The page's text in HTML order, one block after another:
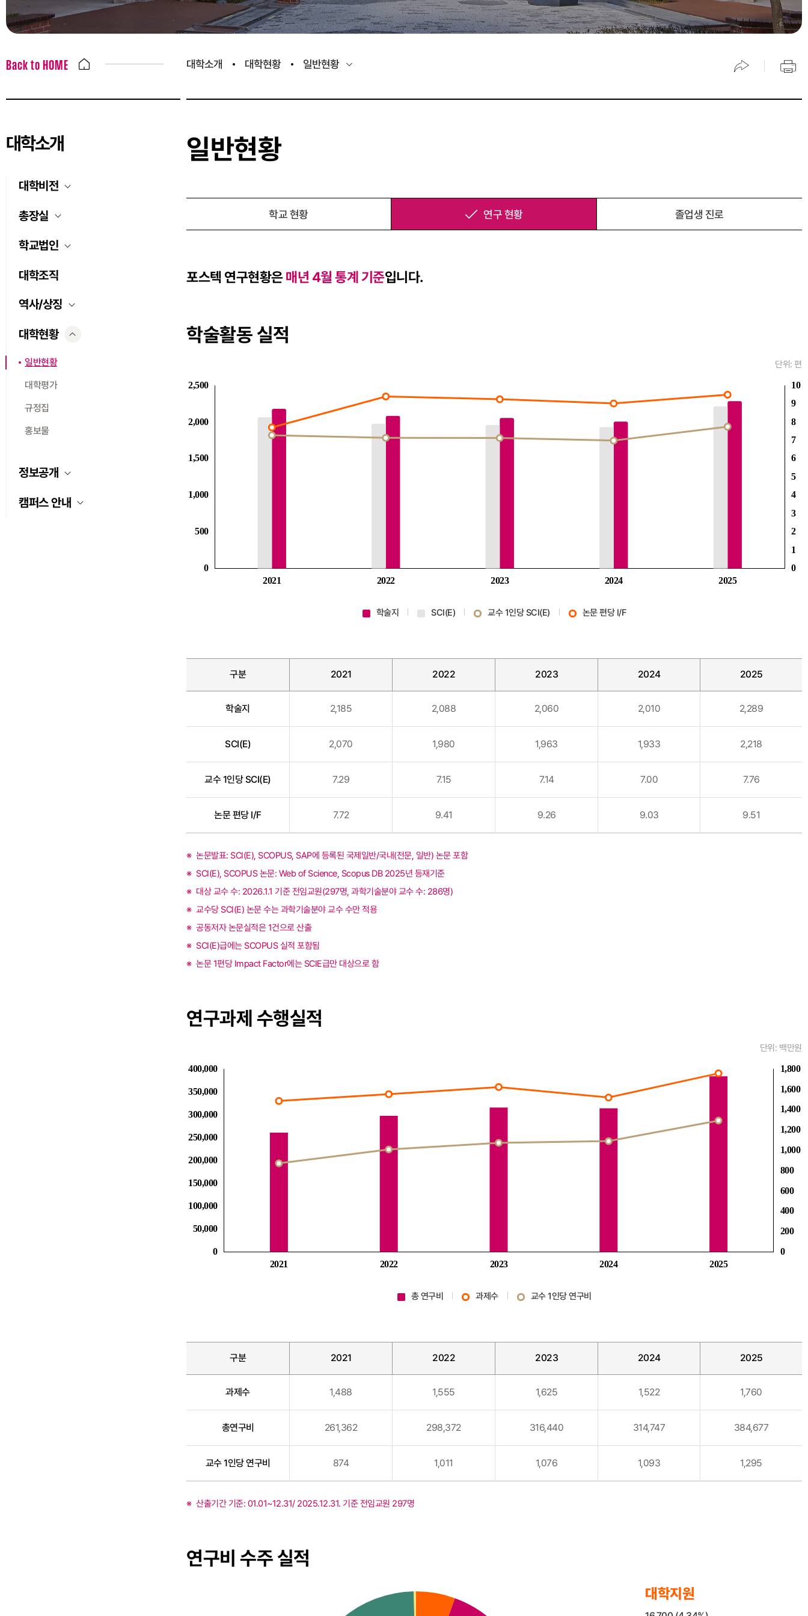
Back to HOME 대학소개 대학현황 일반현황
대학소개
대학비전
총장실
학교법인
대학조직
역사/상징
대학현황
일반현황
대학평가
규정집
홍보물
정보공개
캠퍼스 안내
일반현황
학교 현황 연구 현황 졸업생 진로
포스텍 연구현황은매년 4월 통계 기준입니다.
학술활동 실적
단위: 편
학술지 SCI(E) 교수 1인당 SCI(E) 논문 편당 I/F
구분 2021 2022 2023 2024 2025
학술지 2,185 2,088 2,060 2,010 2,289
SCI(E) 2,070 1,980 1,963 1,933 2,218
교수 1인당 SCI(E) 7.29 7.15 7.14 7.00 7.76
논문 편당 I/F 7.72 9.41 9.26 9.03 9.51
논문발표: SCI(E), SCOPUS, SAP에 등록된 국제일반/국내(전문, 일반) 논문 포함
SCI(E), SCOPUS 논문: Web of Science, Scopus DB 2025년 등재기준
대상 교수 수: 2026.1.1 기준 전임교원(297명, 과학기술분야 교수 수: 286명)
교수당 SCI(E) 논문 수는 과학기술분야 교수 수만 적용
공동저자 논문실적은 1건으로 산출
SCI(E)급에는 SCOPUS 실적 포함됨
논문 1편당 Impact Factor에는 SCIE급만 대상으로 함
연구과제 수행실적
단위: 백만원
총 연구비 과제수 교수 1인당 연구비
구분 2021 2022 2023 2024 2025
과제수 1,488 1,555 1,625 1,522 1,760
총연구비 261,362 298,372 316,440 314,747 384,677
교수 1인당 연구비 874 1,011 1,076 1,093 1,295
산출기간 기준: 01.01~12.31/ 2025.12.31. 기준 전임교원 297명
연구비 수주 실적
대학지원